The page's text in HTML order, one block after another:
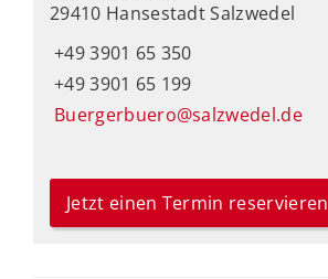
29410 Hansestadt Salzwedel
+49 3901 65 350
+49 3901 65 199
Buergerbuero@salzwedel.de
Jetzt einen Termin reservieren